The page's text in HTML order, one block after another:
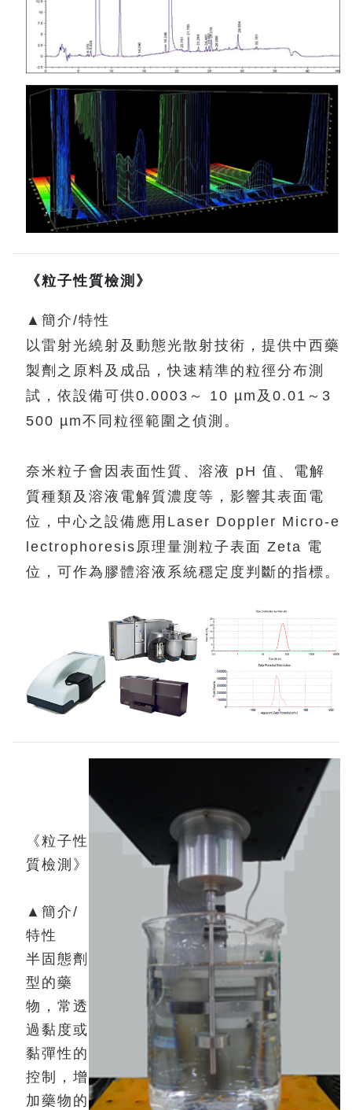
《粒子性質檢測》
▲簡介/特性
以雷射光繞射及動態光散射技術，提供中西藥
製劑之原料及成品，快速精準的粒徑分布測
試，依設備可供0.0003～ 10 µm及0.01～3
500 µm不同粒徑範圍之偵測。
奈米粒子會因表面性質、溶液 pH 值、電解
質種類及溶液電解質濃度等，影響其表面電
位，中心之設備應用Laser Doppler Micro-e
lectrophoresis原理量測粒子表面 Zeta 電
位，可作為膠體溶液系統穩定度判斷的指標。
《粒子性
質檢測》
▲簡介/
特性
半固態劑
型的藥
物，常透
過黏度或
黏彈性的
控制，增
加藥物的